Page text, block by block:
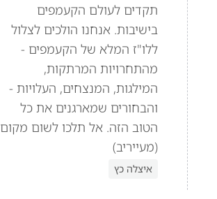
תקדים לעולם הקעמפים
בישיבות. אנחנו הולכים לצלול
ללו"ז המלא של הקעמפים -
מהתחרויות המרתקות,
המילגות, המנצחים, העלויות -
והבחורים שמארגנים את כל
הטוב הזה. אל תלכו לשום מקום
(מעייריב)
איצלה כץ